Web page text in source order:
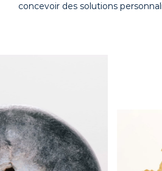
concevoir des solutions